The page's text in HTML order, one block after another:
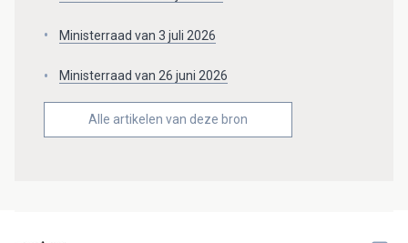
Ministerraad van 3 juli 2026
Ministerraad van 26 juni 2026
Alle artikelen van deze bron